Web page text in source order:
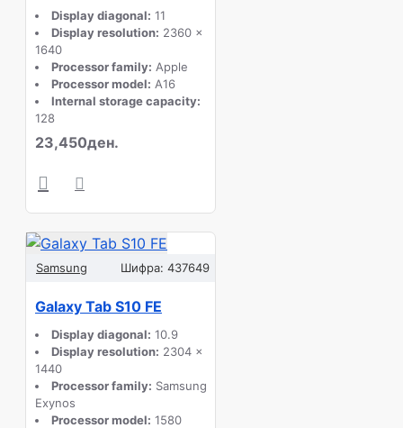
Display diagonal: 11
Display resolution: 2360 x
1640
Processor family: Apple
Processor model: A16
Internal storage capacity:
128
23,450ден.
Samsung Шифра: 437649
Galaxy Tab S10 FE
Display diagonal: 10.9
Display resolution: 2304 x
1440
Processor family: Samsung
Exynos
Processor model: 1580